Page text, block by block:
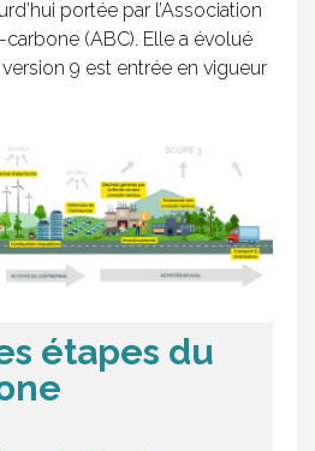
portée par l’Association
(ABC). Elle a évolué
9 est entrée en vigueur
étapes du